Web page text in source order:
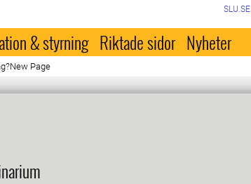
SLU.SE
& styrning Riktade sidor Nyheter
Page